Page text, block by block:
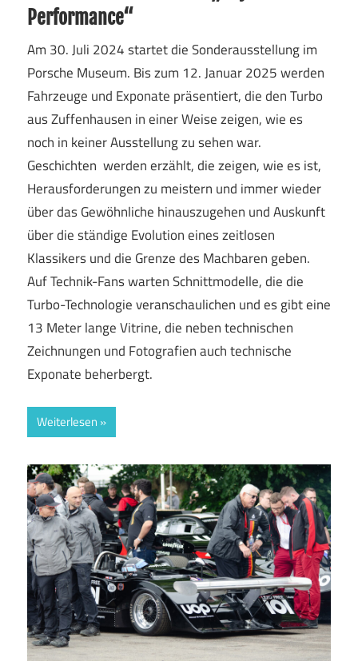
Performance“
Am 30. Juli 2024 startet die Sonderausstellung im
Porsche Museum. Bis zum 12. Januar 2025 werden
Fahrzeuge und Exponate präsentiert, die den Turbo
aus Zuffenhausen in einer Weise zeigen, wie es
noch in keiner Ausstellung zu sehen war.
Geschichten werden erzählt, die zeigen, wie es ist,
Herausforderungen zu meistern und immer wieder
über das Gewöhnliche hinauszugehen und Auskunft
über die ständige Evolution eines zeitlosen
Klassikers und die Grenze des Machbaren geben.
Auf Technik-Fans warten Schnittmodelle, die die
Turbo-Technologie veranschaulichen und es gibt eine
13 Meter lange Vitrine, die neben technischen
Zeichnungen und Fotografien auch technische
Exponate beherbergt.
Weiterlesen